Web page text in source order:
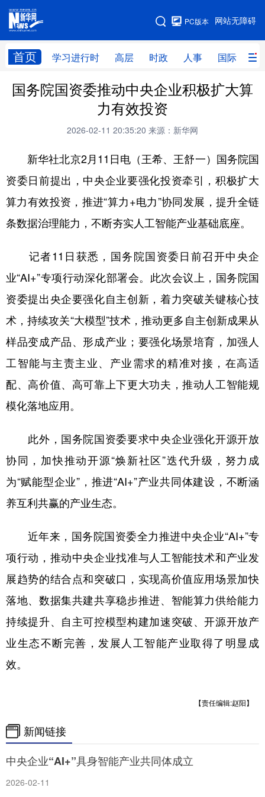
网站无障碍
PC版本
首页 学习进行时 高层 时政 人事 国际 财
网站地图
学习进行时 高层 时政 人事
财经 网评
科技 科创 量子 体育
文化 书画 健康 军事
食品 人居 信息化 数字经济
彩票 娱乐 时尚 悦读
公益 一带一路 亚太网 上市公司
文化产业
地方频道
北京 天津 河北 山西
辽宁 吉林 上海 江苏
浙江 安徽
山东 河南 湖北 湖南
广东 广西 海南 重庆
四川 贵州 云南 西藏
陕西 甘肃 青海 宁夏
عربى
Русский язык
国务院国资委推动中央企业积极扩大算
力有效投资
2026-02-11 20:35:20 来源：新华网
新华社北京2月11日电（王希、王舒一）国务院国
资委日前提出，中央企业要强化投资牵引，积极扩大
算力有效投资，推进“算力+电力”协同发展，提升全链
条数据治理能力，不断夯实人工智能产业基础底座。
记者11日获悉，国务院国资委日前召开中央企
业“AI+”专项行动深化部署会。此次会议上，国务院国
资委提出央企要强化自主创新，着力突破关键核心技
术，持续攻关“大模型”技术，推动更多自主创新成果从
样品变成产品、形成产业；要强化场景培育，加强人
工智能与主责主业、产业需求的精准对接，在高适
配、高价值、高可靠上下更大功夫，推动人工智能规
模化落地应用。
此外，国务院国资委要求中央企业强化开源开放
协同，加快推动开源“焕新社区”迭代升级，努力成
为“赋能型企业”，推进“AI+”产业共同体建设，不断涵
养互利共赢的产业生态。
近年来，国务院国资委全力推进中央企业“AI+”专
项行动，推动中央企业找准与人工智能技术和产业发
展趋势的结合点和突破口，实现高价值应用场景加快
落地、数据集共建共享稳步推进、智能算力供给能力
持续提升、自主可控模型构建加速突破、开源开放产
业生态不断完善，发展人工智能产业取得了明显成
效。
【责任编辑:赵阳】
新闻链接
中央企业“AI+”具身智能产业共同体成立
2026-02-11